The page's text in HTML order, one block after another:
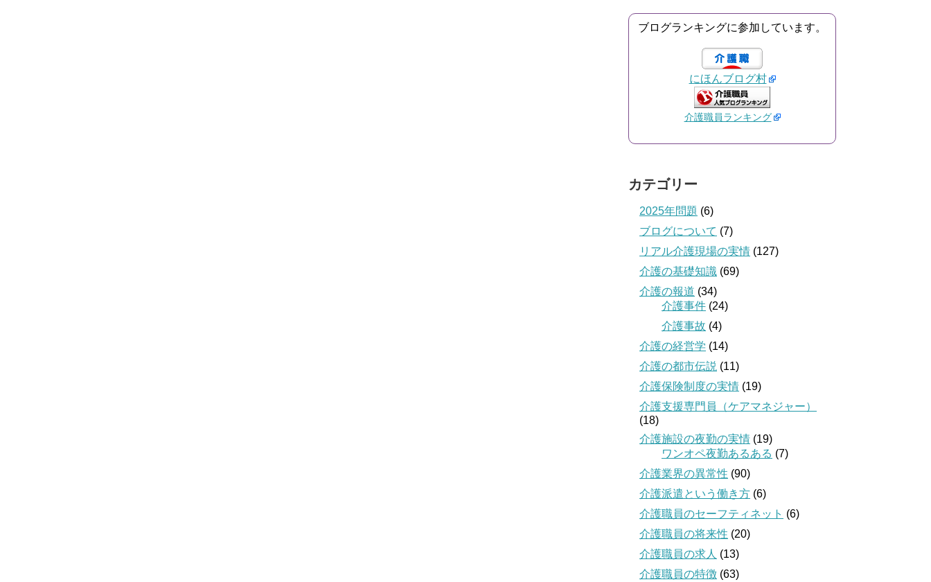
ブログランキングに参加しています。
にほんブログ村
介護職員ランキング
カテゴリー
2025年問題 (6)
ブログについて (7)
リアル介護現場の実情 (127)
介護の基礎知識 (69)
介護の報道 (34)
介護事件 (24)
介護事故 (4)
介護の経営学 (14)
介護の都市伝説 (11)
介護保険制度の実情 (19)
介護支援専門員（ケアマネジャー）
(18)
介護施設の夜勤の実情 (19)
ワンオペ夜勤あるある (7)
介護業界の異常性 (90)
介護派遣という働き方 (6)
介護職員のセーフティネット (6)
介護職員の将来性 (20)
介護職員の求人 (13)
介護職員の特徴 (63)